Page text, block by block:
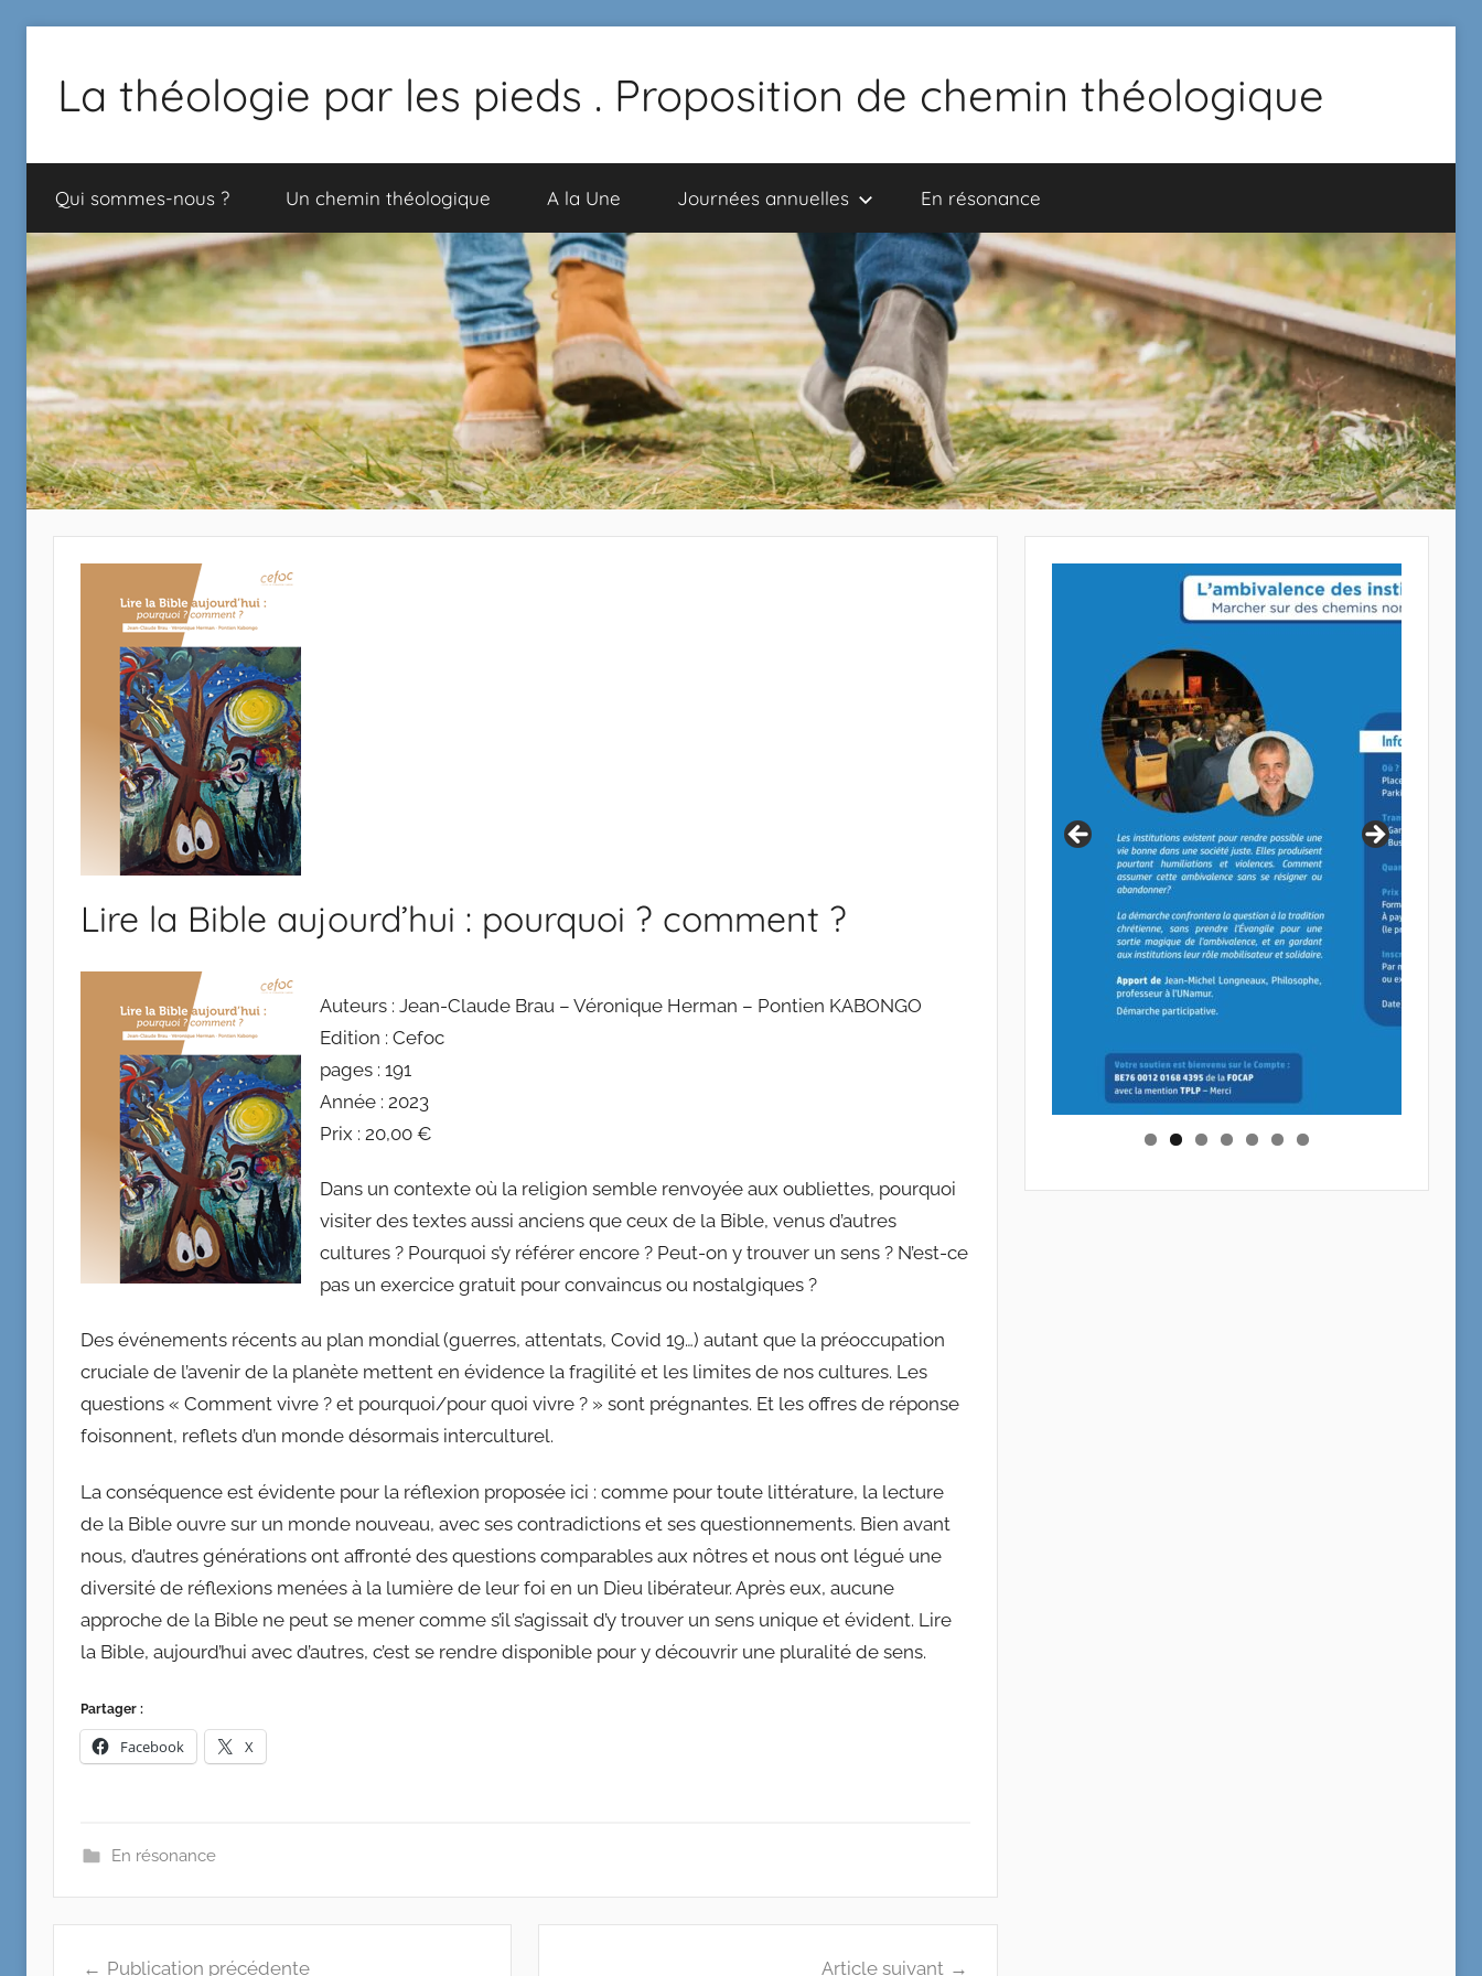
La théologie par les pieds . Proposition de chemin théologique
de
chemin
Qui sommes-nous ? Un chemin théologique A la Une Journées annuelles En résonance
Lire la Bible aujourd’hui : pourquoi ? comment ?
Auteurs : Jean-Claude Brau – Véronique Herman – Pontien KABONGO
Edition : Cefoc
pages : 191
Année : 2023
Prix : 20,00 €
Dans un contexte où la religion semble renvoyée aux oubliettes, pourquoi
visiter des textes aussi anciens que ceux de la Bible, venus d’autres
cultures ? Pourquoi s’y référer encore ? Peut-on y trouver un sens ? N’est-ce
pas un exercice gratuit pour convaincus ou nostalgiques ?
Des événements récents au plan mondial (guerres, attentats, Covid 19…) autant que la préoccupation
cruciale de l’avenir de la planète mettent en évidence la fragilité et les limites de nos cultures. Les
questions « Comment vivre ? et pourquoi/pour quoi vivre ? » sont prégnantes. Et les offres de réponse
foisonnent, reflets d’un monde désormais interculturel.
La conséquence est évidente pour la réflexion proposée ici : comme pour toute littérature, la lecture
de la Bible ouvre sur un monde nouveau, avec ses contradictions et ses questionnements. Bien avant
nous, d’autres générations ont affronté des questions comparables aux nôtres et nous ont légué une
diversité de réflexions menées à la lumière de leur foi en un Dieu libérateur. Après eux, aucune
approche de la Bible ne peut se mener comme s’il s’agissait d’y trouver un sens unique et évident. Lire
la Bible, aujourd’hui avec d’autres, c’est se rendre disponible pour y découvrir une pluralité de sens.
Partager :
Facebook X
En résonance
Publication précédente Article suivant